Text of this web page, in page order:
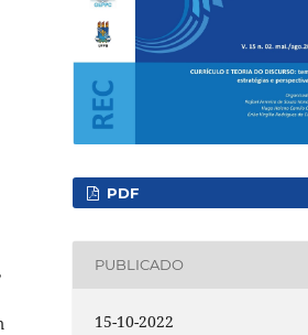
PDF
PUBLICADO
15-10-2022